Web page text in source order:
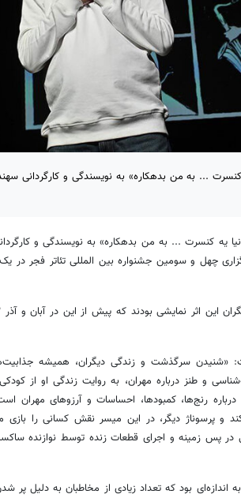
... به من بدهکاره» به نویسندگی و کارگردانی
یه کنسرت ... به من بدهکاره» به نویسندگی و
«شنیدن سرگذشت و زندگی دیگران، همیشه
و طنز درباره مهران، به روایت زندگی او از
رنج‌ها، کمبودها، احساسات و آرزوهای مهران
و پرسوناژ دیگر، در این میسر نقش کسانی را بازی
در پس زمینه و اجرای قطعات زنده توسط نوازنده
بود که تعداد زیادی از مخاطبان به دلیل پر